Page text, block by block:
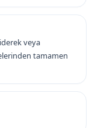
veya
tamamen